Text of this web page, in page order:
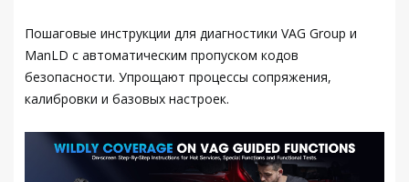
Пошаговые инструкции для диагностики VAG Group и
ManLD с автоматическим пропуском кодов
безопасности. Упрощают процессы сопряжения,
калибровки и базовых настроек.